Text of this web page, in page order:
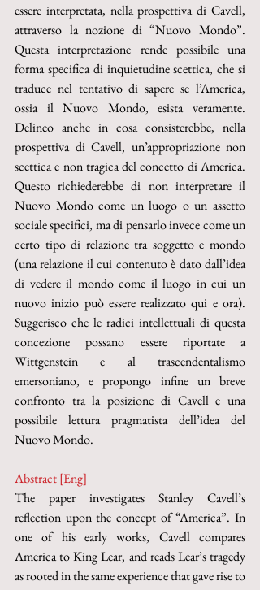
essere interpretata, nella prospettiva di Cavell,
attraverso la nozione di “Nuovo Mondo”.
Questa interpretazione rende possibile una
forma specifica di inquietudine scettica, che si
traduce nel tentativo di sapere se l’America,
ossia il Nuovo Mondo, esista veramente.
Delineo anche in cosa consisterebbe, nella
prospettiva di Cavell, un’appropriazione non
scettica e non tragica del concetto di America.
Questo richiederebbe di non interpretare il
Nuovo Mondo come un luogo o un assetto
sociale specifici, ma di pensarlo invece come un
certo tipo di relazione tra soggetto e mondo
(una relazione il cui contenuto è dato dall’idea
di vedere il mondo come il luogo in cui un
nuovo inizio può essere realizzato qui e ora).
Suggerisco che le radici intellettuali di questa
concezione possano essere riportate a
Wittgenstein e al trascendentalismo
emersoniano, e propongo infine un breve
confronto tra la posizione di Cavell e una
possibile lettura pragmatista dell’idea del
Nuovo Mondo.
Abstract [Eng]
The paper investigates Stanley Cavell’s
reflection upon the concept of “America”. In
one of his early works, Cavell compares
America to King Lear, and reads Lear’s tragedy
as rooted in the same experience that gave rise to